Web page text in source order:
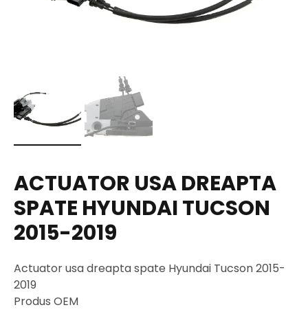
ACTUATOR USA DREAPTA
SPATE HYUNDAI TUCSON
2015-2019
Actuator usa dreapta spate Hyundai Tucson 2015-
2019
Produs OEM